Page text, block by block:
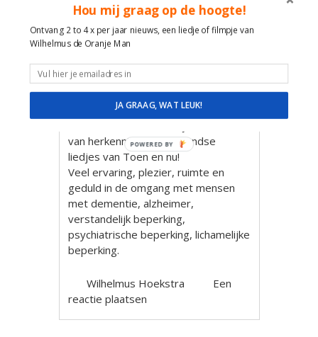
plezier door het zingen en spelen
van de vele bekende liedjes
afgestemd op de bewoners,
Maak met liedjes contact en plezier!
Wilhelmus de Oranje Man
van herkenning met Hollandse
liedjes van Toen en nu!
Veel ervaring, plezier, ruimte en
geduld in de omgang met mensen
met dementie, alzheimer,
verstandelijk beperking,
psychiatrische beperking, lichamelijke
beperking.
Wilhelmus Hoekstra
Een
reactie plaatsen
Hou mij graag op de hoogte!
Ontvang 2 to 4 x per jaar nieuws, een liedje of filmpje van
Wilhelmus de Oranje Man
JA GRAAG, WAT LEUK!
POWERED BY